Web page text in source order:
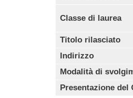
Classe di laurea
Titolo rilasciato
Indirizzo
Modalità di
Presentazione del